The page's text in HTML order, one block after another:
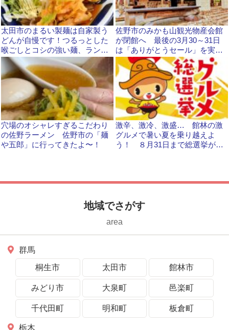
太田市のまるい製麺は自家製う
どんが自慢です！つるっとした
喉ごしとコシの強い麺、ランチ
にいかが？
佐野市のみかも山観光物産会館
が閉館へ 最後の3月30～31日
は「ありがとうセール」を実施
します
穴場のオシャレすぎるこだわり
の佐野ラーメン 佐野市の「麺
や五郎」に行ってきたよ〜！
激辛、激冷、激盛… 館林の激
グルメで暑い夏を乗り越えよ
う！ ８月31日まで総選挙が開
地域でさがす
area
群馬
桐生市
太田市 館林市
みどり市 大泉町 邑楽町
千代田町 明和町 板倉町
栃木